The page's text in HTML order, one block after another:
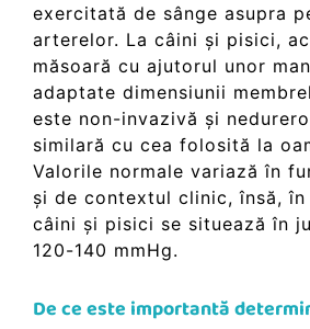
exercitată de sânge asupra
arterelor. La câini și pisici,
măsoară cu ajutorul unor
adaptate dimensiunii
este non-invazivă și
similară cu cea folosită la
Valorile normale variază în
și de contextul clinic, însă, în
câini și pisici se situează în
120-140 mmHg.
De ce este importantă